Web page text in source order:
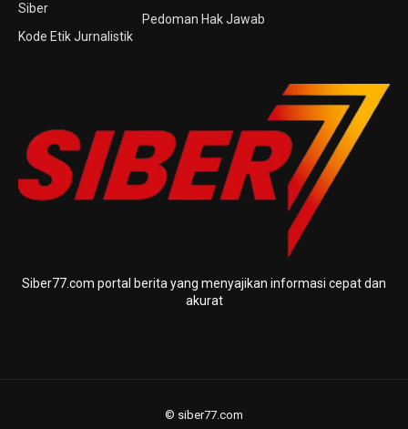
Siber
Kode Etik Jurnalistik
Pedoman Hak Jawab
Siber77.com portal berita yang menyajikan informasi cepat dan
akurat
© siber77.com